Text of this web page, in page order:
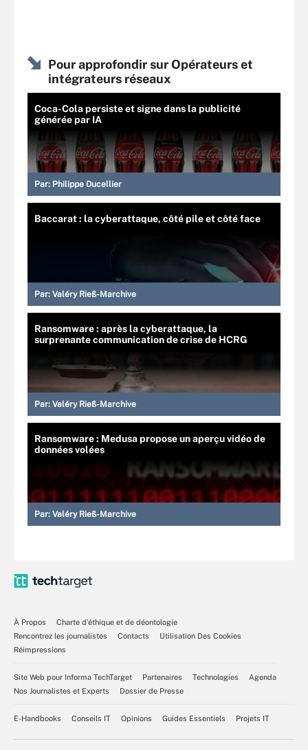
Pour approfondir sur Opérateurs et
intégrateurs réseaux
Coca-Cola persiste et signe dans la publicité
générée par IA
Par: Philippe Ducellier
Baccarat : la cyberattaque, côté pile et côté face
Par: Valéry Rieß-Marchive
Ransomware : après la cyberattaque, la
surprenante communication de crise de HCRG
Par: Valéry Rieß-Marchive
Ransomware : Medusa propose un aperçu vidéo de
données volées
Par: Valéry Rieß-Marchive
À Propos
Charte d’éthique et de déontologie
Rencontrez les journalistes
Contacts
Utilisation Des Cookies
Réimpressions
Site Web pour Informa TechTarget Partenaires Technologies
Agenda
Nos Journalistes et Experts
Dossier de Presse
E-Handbooks Conseils IT Opinions Guides Essentiels Projets IT